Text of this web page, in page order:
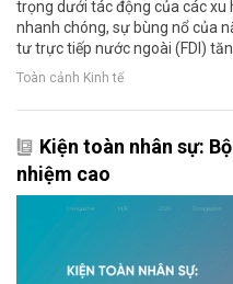
trọng dưới tác động của các xu
nhanh chóng, sự bùng nổ của
tư trực tiếp nước ngoài (FDI)
Toàn cảnh Kinh tế
Kiện toàn nhân sự:
nhiệm cao